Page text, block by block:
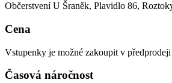
Občerstvení U Šraněk, Plavidlo 86,
Cena
Vstupenky je možné zakoupit v předprodeji
Časová náročnost